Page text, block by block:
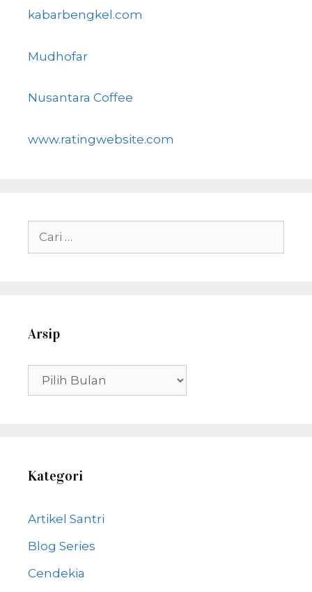
kabarbengkel.com
Mudhofar
Nusantara Coffee
www.ratingwebsite.com
Cari
untuk:
Arsip
Arsip
Kategori
Artikel Santri
Blog Series
Cendekia